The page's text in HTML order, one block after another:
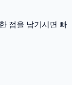
점을 남기시면 빠